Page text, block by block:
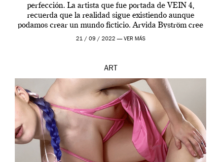
perfección. La artista que fue portada de VEIN 4,
recuerda que la realidad sigue existiendo aunque
podamos crear un mundo ficticio. Arvida Byström cree
que los humanos tienen un complejo […]
21 / 09 / 2022 — VER MÁS
ART